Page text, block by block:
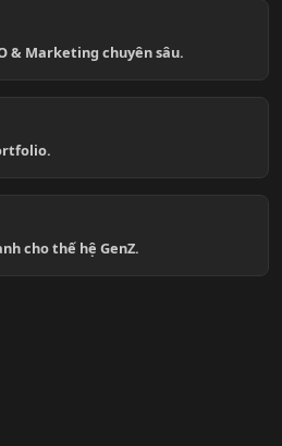
& Marketing chuyên sâu.
cho thế hệ GenZ.